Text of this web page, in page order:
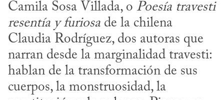
Camila Sosa Villada, o Poesía travesti
resentía y furiosa de la chilena
Claudia Rodríguez, dos autoras que
narran desde la marginalidad travesti:
hablan de la transformación de sus
cuerpos, la monstruosidad, la